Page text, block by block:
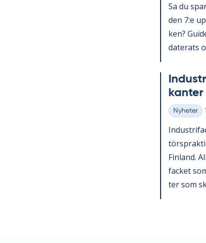
Sa du
den 7:e
ken?
da­te­ra­ts
Kategorier
Nyheter
Fin­land.
fac­ket
ter som